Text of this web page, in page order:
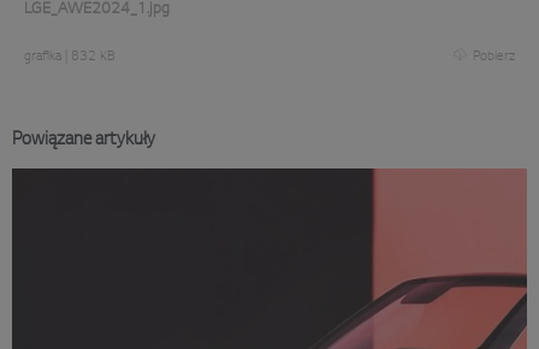
LGE_AWE2024_1.jpg
grafika 832 KB Pobierz
Powiązane artykuły